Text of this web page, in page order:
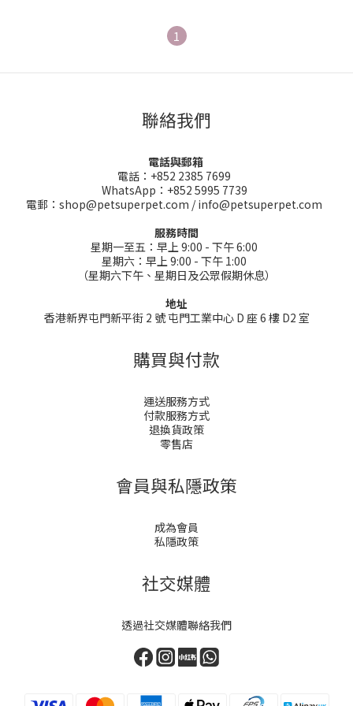
1
聯絡我們
電話與郵箱
電話：+852 2385 7699
WhatsApp：+852 5995 7739
電郵：shop@petsuperpet.com / info@petsuperpet.com
服務時間
星期一至五：早上 9:00 - 下午 6:00
星期六：早上 9:00 - 下午 1:00
（星期六下午、星期日及公眾假期休息）
地址
香港新界屯門新平街 2 號 屯門工業中心 D 座 6 樓 D2 室
購買與付款
運送服務方式
付款服務方式
退換貨政策
零售店
會員與私隱政策
成為會員
私隱政策
社交媒體
透過社交媒體聯絡我們